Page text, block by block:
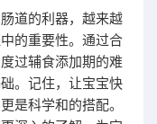
道的利器，越来越
的重要性。通过合
过辅食添加期的难
。记住，让宝宝快
是科学和的搭配。